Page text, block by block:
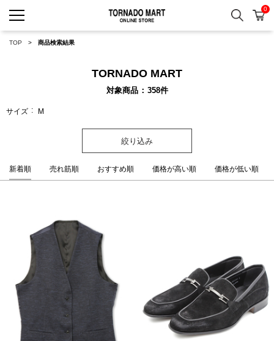
検索 カ
0
TOP 商品検索結果
TORNADO MART
対象商品 358件
サイズ M
絞り込み
新着順 売れ筋順 おすすめ順 価格が高い順 価格が低い順